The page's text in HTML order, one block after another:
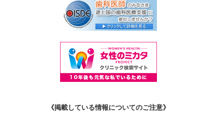
《掲載している情報についてのご注意》